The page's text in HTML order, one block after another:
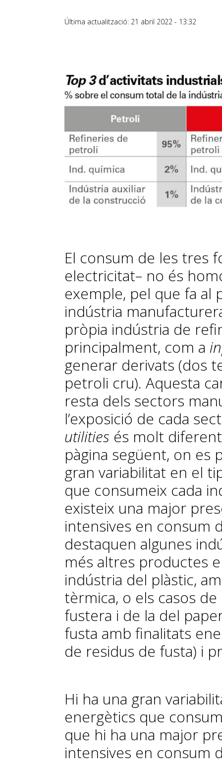
Última actualització: 21 abril 2022 - 13:32
El consum de les tres
electricitat– no és
exemple, pel que fa al
indústria
pròpia indústria de
principalment, com a
generar derivats (dos
petroli cru). Aquesta
resta dels sectors
l’exposició de cada
utilities és molt
pàgina següent, on es
gran variabilitat en el
que consumeix cada
existeix una major
intensives en consum
destaquen algunes
més altres productes
indústria del plàstic,
tèrmica, o els casos
fustera i de la del
fusta amb finalitats
de residus de fusta) i
Hi ha una gran
energètics que
que hi ha una major
intensives en consum